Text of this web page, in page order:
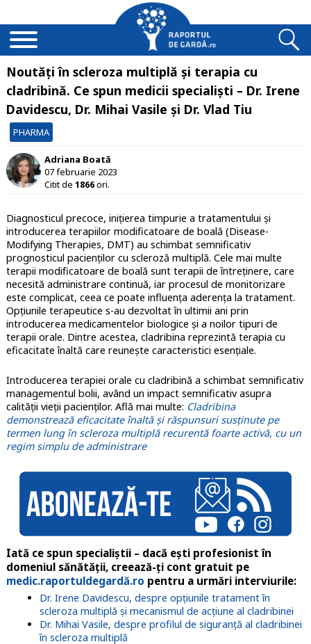
Noutăți în scleroza multiplă și terapia cu
cladribină. Ce spun medicii specialiști – Dr. Irene
Davidescu, Dr. Mihai Vasile și Dr. Vlad Tiu
PHARMA
Adriana Boată
07 februarie 2023
Citit de 1866ori.
Diagnosticul precoce, inițierea timpurie a tratamentului și
introducerea terapiilor modificatoare de boală (Disease-
Modifying Therapies, DMT) au schimbat semnificativ
prognosticul pacienților cu scleroză multiplă. Cele mai multe
terapii modificatoare de boală sunt terapii de întreținere, care
necesită administrare continuă, iar procesul de monitorizare
este complicat, ceea ce poate influența aderența la tratament.
Opțiunile terapeutice s-au dezvoltat în ultimii ani prin
introducerea medicamentelor biologice și a noilor tipuri de
terapii orale. Dintre acestea, cladribina reprezintă terapia cu
eficacitate înaltă care reunește caracteristici esențiale.
Introducerea terapiei orale cu cladribină a schimbat semnificativ
managementul bolii, având un impact semnificativ asupra
calității vieții pacienților. Află mai multe: Cladribina
demonstrează eficacitate înaltă și răspunsuri susținute pe
termen lung în scleroza multiplă recurentă foarte activă, cu un
regim simplu de administrare
Iată ce spun specialiștii – dacă ești profesionist în
domeniul sănătății, creează-ți cont gratuit pe
medic.raportuldegardă.ro pentru a urmări interviurile:
Dr. Irene Davidescu, despre opțiunile tratament în
scleroza multiplă și mecanismul de acțiune al cladribinei
Dr. Mihai Vasile, despre profilul de siguranță al cladribinei
în scleroza multiplă